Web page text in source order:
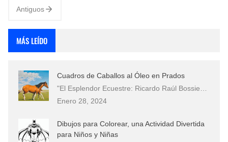
Antiguos
MÁS LEÍDO
Cuadros de Caballos al Óleo en Prados
"El Esplendor Ecuestre: Ricardo Raúl Bossie…
Enero 28, 2024
Dibujos para Colorear, una Actividad Divertida
para Niños y Niñas